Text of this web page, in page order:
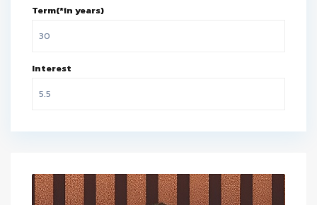
Term(*in years)
Interest